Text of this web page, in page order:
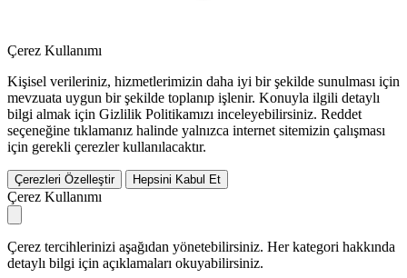
Çerez Kullanımı
Kişisel verileriniz, hizmetlerimizin daha iyi bir şekilde sunulması için
mevzuata uygun bir şekilde toplanıp işlenir. Konuyla ilgili detaylı
bilgi almak için Gizlilik Politikamızı inceleyebilirsiniz. Reddet
seçeneğine tıklamanız halinde yalnızca internet sitemizin çalışması
için gerekli çerezler kullanılacaktır.
Çerezleri Özelleştir Hepsini Kabul Et
Çerez Kullanımı
Çerez tercihlerinizi aşağıdan yönetebilirsiniz. Her kategori hakkında
detaylı bilgi için açıklamaları okuyabilirsiniz.